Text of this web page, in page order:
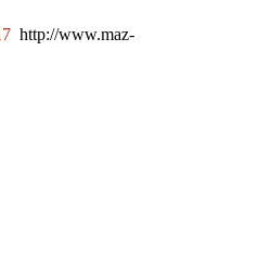
http://www.maz-